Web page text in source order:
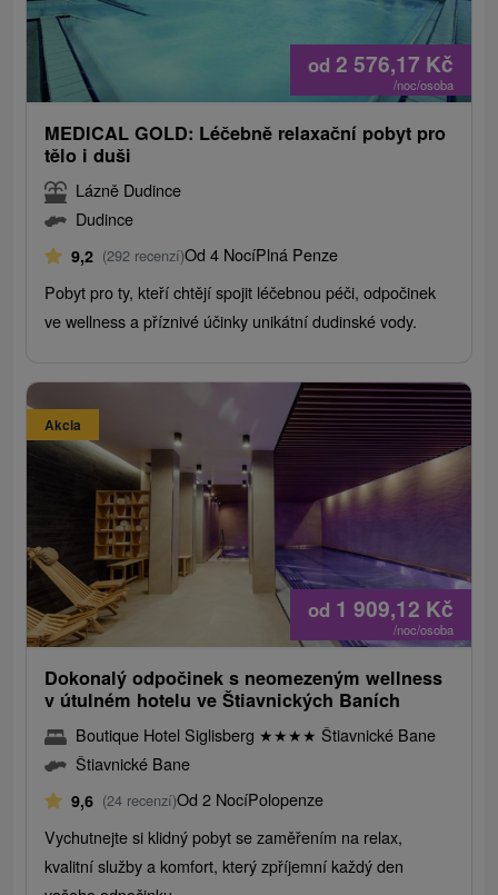
od 2 576,17 Kč
/noc/osoba
MEDICAL GOLD: Léčebně relaxační pobyt pro
tělo i duši
Lázně Dudince
Dudince
9,2 (292 recenzí)Od 4 NocíPlná Penze
Pobyt pro ty, kteří chtějí spojit léčebnou péči, odpočinek
ve wellness a příznivé účinky unikátní dudinské vody.
Akcia
od 1 909,12 Kč
/noc/osoba
Dokonalý odpočinek s neomezeným wellness
v útulném hotelu ve Štiavnických Baních
Boutique Hotel Siglisberg ★★★★ Štiavnické Bane
Štiavnické Bane
9,6 (24 recenzí)Od 2 NocíPolopenze
Vychutnejte si klidný pobyt se zaměřením na relax,
kvalitní služby a komfort, který zpříjemní každý den